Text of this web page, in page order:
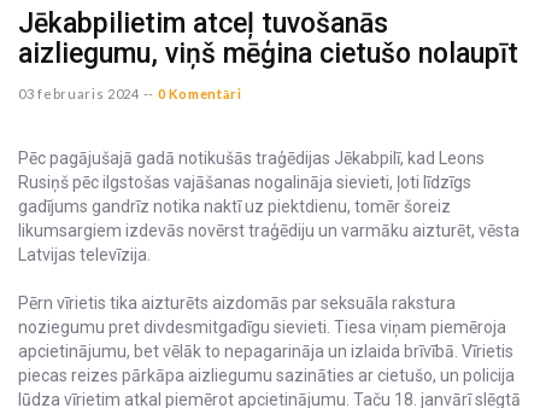
Jēkabpilietim atceļ tuvošanās
aizliegumu, viņš mēģina cietušo nolaupīt
03 februaris 2024 -- 0 Komentāri
Pēc pagājušajā gadā notikušās traģēdijas Jēkabpilī, kad Leons
Rusiņš pēc ilgstošas vajāšanas nogalināja sievieti, ļoti līdzīgs
gadījums gandrīz notika naktī uz piektdienu, tomēr šoreiz
likumsargiem izdevās novērst traģēdiju un varmāku aizturēt, vēsta
Latvijas televīzija.
Pērn vīrietis tika aizturēts aizdomās par seksuāla rakstura
noziegumu pret divdesmitgadīgu sievieti. Tiesa viņam piemēroja
apcietinājumu, bet vēlāk to nepagarināja un izlaida brīvībā. Vīrietis
piecas reizes pārkāpa aizliegumu sazināties ar cietušo, un policija
lūdza vīrietim atkal piemērot apcietinājumu. Taču 18. janvārī slēgtā